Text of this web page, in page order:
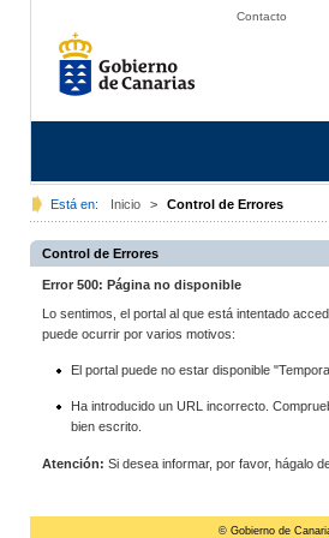
Contacto
Está en: Inicio > Control de Errores
Control de Errores
Error 500: Página no disponible
Lo sentimos, el portal al que está intentado
puede ocurrir por varios motivos:
El portal puede no estar disponible
Ha introducido un URL incorrecto.
bien escrito.
Atención: Si desea informar, por favor, hágalo
© Gobierno de